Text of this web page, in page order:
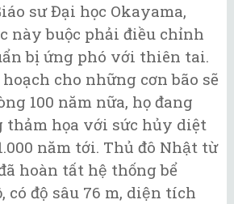
sư Đại học Okayama,
này buộc phải điều chỉnh
bị ứng phó với thiên tai.
cho những cơn bão sẽ
100 năm nữa, họ đang
họa với sức hủy diệt
năm tới. Thủ đô Nhật từ
hoàn tất hệ thống bể
có độ sâu 76 m, diện tích